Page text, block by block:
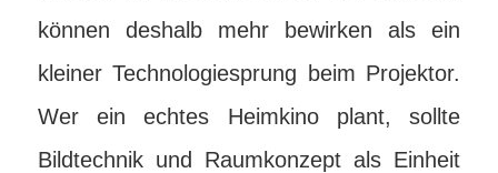
können deshalb mehr bewirken als ein
kleiner Technologiesprung beim Projektor.
Wer ein echtes Heimkino plant, sollte
Bildtechnik und Raumkonzept als Einheit